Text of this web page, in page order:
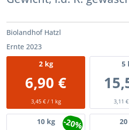
Biolandhof Hatzl
Ernte 2023
2kg
6,90 €
3,45 € / 1 kg
5
3,11
10kg -20% 20